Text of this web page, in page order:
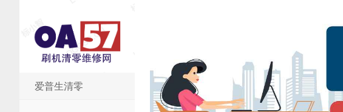
爱普生清零